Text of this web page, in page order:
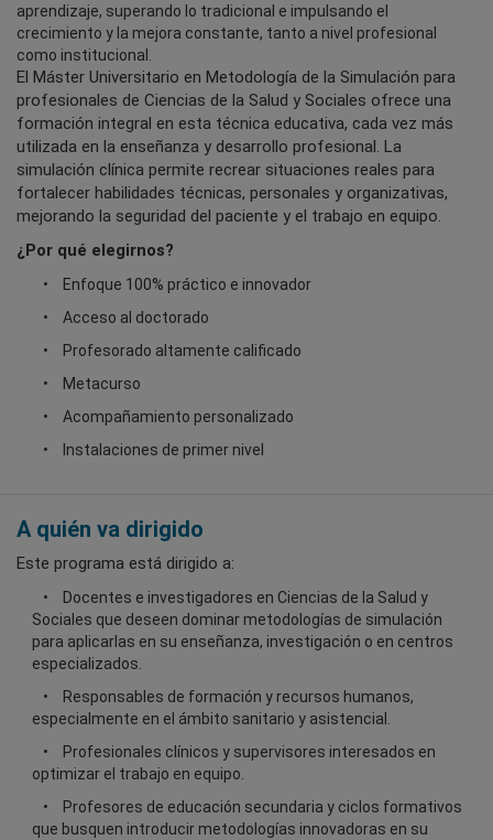
aprendizaje, superando lo tradicional e impulsando el
crecimiento y la mejora constante, tanto a nivel profesional
como institucional.
El Máster Universitario en Metodología de la Simulación para
profesionales de Ciencias de la Salud y Sociales ofrece una
formación integral en esta técnica educativa, cada vez más
utilizada en la enseñanza y desarrollo profesional. La
simulación clínica permite recrear situaciones reales para
fortalecer habilidades técnicas, personales y organizativas,
mejorando la seguridad del paciente y el trabajo en equipo.
¿Por qué elegirnos?
Enfoque 100% práctico e innovador
Acceso al doctorado
Profesorado altamente calificado
Metacurso
Acompañamiento personalizado
Instalaciones de primer nivel
A quién va dirigido
Este programa está dirigido a:
Docentes e investigadores en Ciencias de la Salud y
Sociales que deseen dominar metodologías de simulación
para aplicarlas en su enseñanza, investigación o en centros
especializados.
Responsables de formación y recursos humanos,
especialmente en el ámbito sanitario y asistencial.
Profesionales clínicos y supervisores interesados en
optimizar el trabajo en equipo.
Profesores de educación secundaria y ciclos formativos
que busquen introducir metodologías innovadoras en su